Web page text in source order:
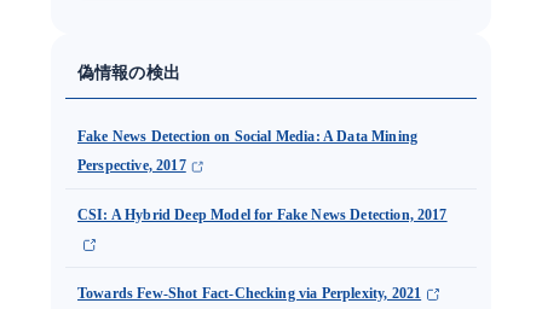
偽情報の検出
Fake News Detection on Social Media: A Data Mining
Perspective, 2017
CSI: A Hybrid Deep Model for Fake News Detection, 2017
Towards Few-Shot Fact-Checking via Perplexity, 2021